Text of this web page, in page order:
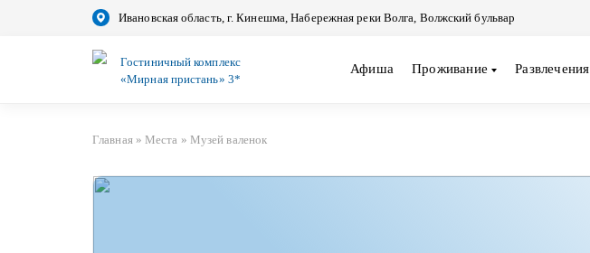
Ивановская область, г. Кинешма, Набережная реки Волга, Волжский бульвар
Гостиничный комплекс
«Мирная пристань» 3*
Афиша Проживание Развлечения
Главная»Места » Музей валенок